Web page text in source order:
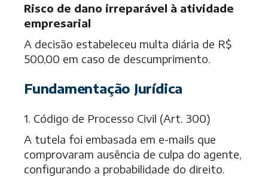
Risco de dano irreparável à atividade
empresarial
A decisão estabeleceu multa diária de R$
500,00 em caso de descumprimento.
Fundamentação Jurídica
1. Código de Processo Civil (Art. 300)
A tutela foi embasada em e-mails que
comprovaram ausência de culpa do agente,
configurando a probabilidade do direito.